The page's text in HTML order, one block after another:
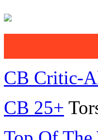
CB Critic-
CB 25+